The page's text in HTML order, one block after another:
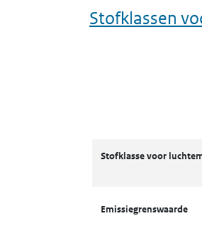
Stofklassen
Stofklasse voor
Emissiegrenswaarde